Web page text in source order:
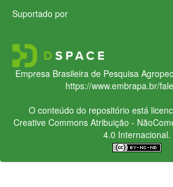
Suportado por
Empresa Brasileira de Pesquisa
https://www.embrapa.br/
O conteúdo do repositório está
Creative CommonsAtribuição -
4.0 Internacional.